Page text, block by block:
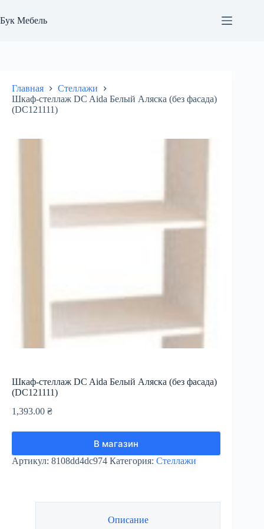
к
сути
Бук Мебель
Главная
Стеллажи
Шкаф-стеллаж DC Aida Белый Аляска (без фасада)
(DC121111)
Шкаф-стеллаж DC Aida Белый Аляска (без фасада)
(DC121111)
1,393.00 ₴
В магазин
Артикул: 8108dd4dc974 Категория: Стеллажи
Описание